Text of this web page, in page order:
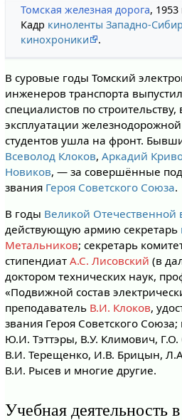
Томская железная дорога, 1953
Кадр киноленты Западно-
кинохроники
.
В суровые годы Томский
инженеров транспорта
специалистов по
эксплуатации
студентов ушла на фронт.
Всеволод Клоков, Аркадий
Новиков, — за совершённые
звания Героя Советского Союза.
В годы Великой Отечественной
действующую армию секретарь
Метальников; секретарь
стипендиат А.С. Лисовский (в
доктором технических наук,
«Подвижной состав
преподаватель В.И. Клоков,
звания Героя Советского
Ю.И. Тэттэры, В.У. Климович,
В.И. Терещенко, И.В. Брицын,
В.И. Рысев и многие другие.
Учебная деятельность